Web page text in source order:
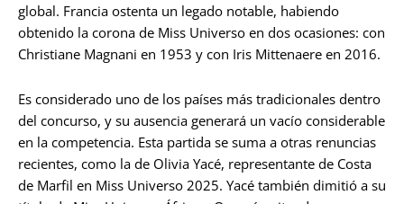
global. Francia ostenta un legado notable, habiendo
obtenido la corona de Miss Universo en dos ocasiones: con
Christiane Magnani en 1953 y con Iris Mittenaere en 2016.
Es considerado uno de los países más tradicionales dentro
del concurso, y su ausencia generará un vacío considerable
en la competencia. Esta partida se suma a otras renuncias
recientes, como la de Olivia Yacé, representante de Costa
de Marfil en Miss Universo 2025. Yacé también dimitió a su